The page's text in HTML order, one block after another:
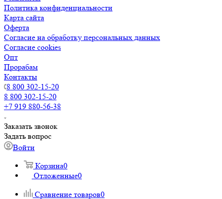
Политика конфиденциальности
Карта сайта
Оферта
Согласие на обработку персональных данных
Согласие cookies
Опт
Прорабам
Контакты
8 800 302-15-20
8 800 302-15-20
+7 919 880-56-38
Заказать звонок
Задать вопрос
Войти
Корзина0
Отложенные0
Сравнение товаров0